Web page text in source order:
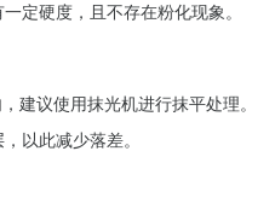
定硬度，且不存在粉化现象。
建议使用抹光机进行抹平处理。
以此减少落差。